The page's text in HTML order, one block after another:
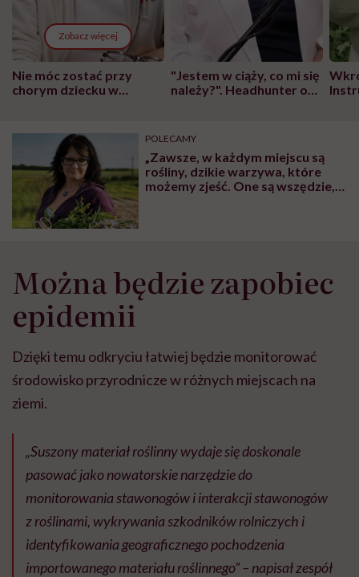
Zobacz więcej
Nie móc zostać przy
chorym dziecku w
może chyba tylko
głupota i brak
wyobraźni"
"Jestem w ciąży, co mi się
należy?". Headhunter o
pracy
POLECAMY
„Zawsze, w każdym miejscu są
rośliny, dzikie warzywa, które
możemy zjeść. One są wszędzie,
Można będzie zapobiec
epidemii
Dzięki temu odkryciu łatwiej będzie monitorować
środowisko przyrodnicze w różnych miejscach na
ziemi.
„Suszony materiał roślinny wydaje się doskonale
pasować jako nowatorskie narzędzie do
monitorowania stawonogów i interakcji stawonogów
z roślinami, wykrywania szkodników rolniczych i
identyfikowania geograficznego pochodzenia
importowanego materiału roślinnego” – napisał zespół